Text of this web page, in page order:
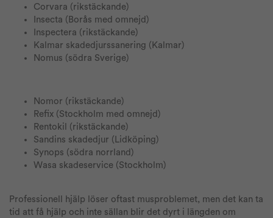
Corvara (rikstäckande)
Insecta (Borås med omnejd)
Inspectera (rikstäckande)
Kalmar skadedjurssanering (Kalmar)
Nomus (södra Sverige)
Nomor (rikstäckande)
Refix (Stockholm med omnejd)
Rentokil (rikstäckande)
Sandins skadedjur (Lidköping)
Synops (södra norrland)
Wasa skadeservice (Stockholm)
Professionell hjälp löser oftast musproblemet, men det kan ta
tid att få hjälp och inte sällan blir det d yrt i längden om